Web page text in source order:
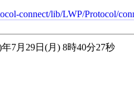
connect/lib/LWP/Protocol/
7月29日(月) 8時40分27秒